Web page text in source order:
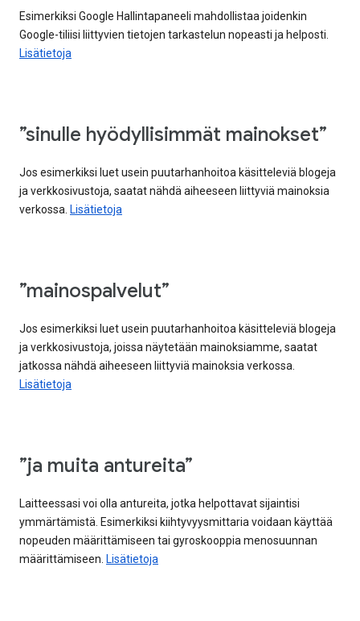
Esimerkiksi Google Hallintapaneeli mahdollistaa joidenkin
Google-tiliisi liittyvien tietojen tarkastelun nopeasti ja helposti.
Lisätietoja
”sinulle hyödyllisimmät mainokset”
Jos esimerkiksi luet usein puutarhanhoitoa käsitteleviä blogeja
ja verkkosivustoja, saatat nähdä aiheeseen liittyviä mainoksia
verkossa. Lisätietoja
”mainospalvelut”
Jos esimerkiksi luet usein puutarhanhoitoa käsitteleviä blogeja
ja verkkosivustoja, joissa näytetään mainoksiamme, saatat
jatkossa nähdä aiheeseen liittyviä mainoksia verkossa.
Lisätietoja
”ja muita antureita”
Laitteessasi voi olla antureita, jotka helpottavat sijaintisi
ymmärtämistä. Esimerkiksi kiihtyvyysmittaria voidaan käyttää
nopeuden määrittämiseen tai gyroskooppia menosuunnan
määrittämiseen. Lisätietoja